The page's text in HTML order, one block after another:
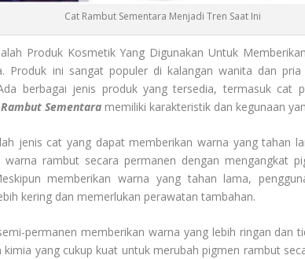
Cat Rambut Sementara Menjadi Tren Saat Ini
Produk Kosmetik Yang Digunakan Untuk
Produk ini sangat populer di kalangan wanita dan
berbagai jenis produk yang tersedia, termasuk cat
Sementara memiliki karakteristik dan kegunaan
jenis cat yang dapat memberikan warna yang tahan
rambut secara permanen dengan mengangkat
memberikan warna yang tahan lama,
kering dan memerlukan perawatan tambahan.
permanen memberikan warna yang lebih ringan dan
yang cukup kuat untuk merubah pigmen rambut